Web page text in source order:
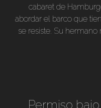
cabaret de
abordar el barco que
se resiste. Su
Gisa lo puede llevar a
la mar. Un drama
Permiso